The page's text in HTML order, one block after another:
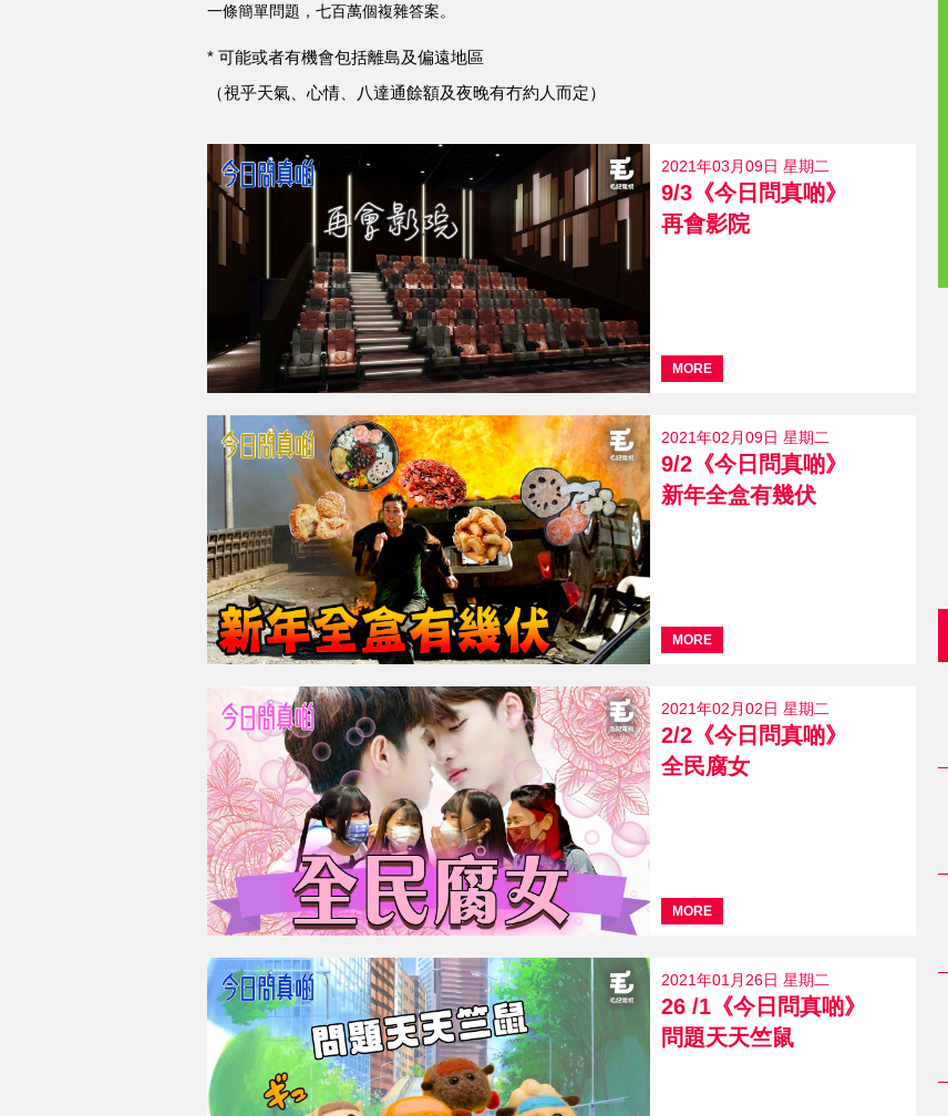
一條簡單問題，七百萬個複雜答案。
* 可能或者有機會包括離島及偏遠地區
（視乎天氣、心情、八達通餘額及夜晚有冇約人而定）
2021年03月09日 星期二
9/3《今日問真啲》
再會影院
MORE
2021年02月09日 星期二
9/2《今日問真啲》
新年全盒有幾伏
MORE
2021年02月02日 星期二
2/2《今日問真啲》
全民腐女
MORE
2021年01月26日 星期二
26 /1《今日問真啲》
問題天天竺鼠